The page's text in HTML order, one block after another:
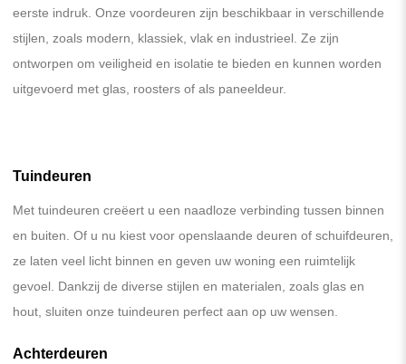
eerste indruk. Onze voordeuren zijn beschikbaar in verschillende
stijlen, zoals modern, klassiek, vlak en industrieel. Ze zijn
ontworpen om veiligheid en isolatie te bieden en kunnen worden
uitgevoerd met glas, roosters of als paneeldeur.
Tuindeuren
Met tuindeuren creëert u een naadloze verbinding tussen binnen
en buiten. Of u nu kiest voor openslaande deuren of schuifdeuren,
ze laten veel licht binnen en geven uw woning een ruimtelijk
gevoel. Dankzij de diverse stijlen en materialen, zoals glas en
hout, sluiten onze tuindeuren perfect aan op uw wensen.
Achterdeuren